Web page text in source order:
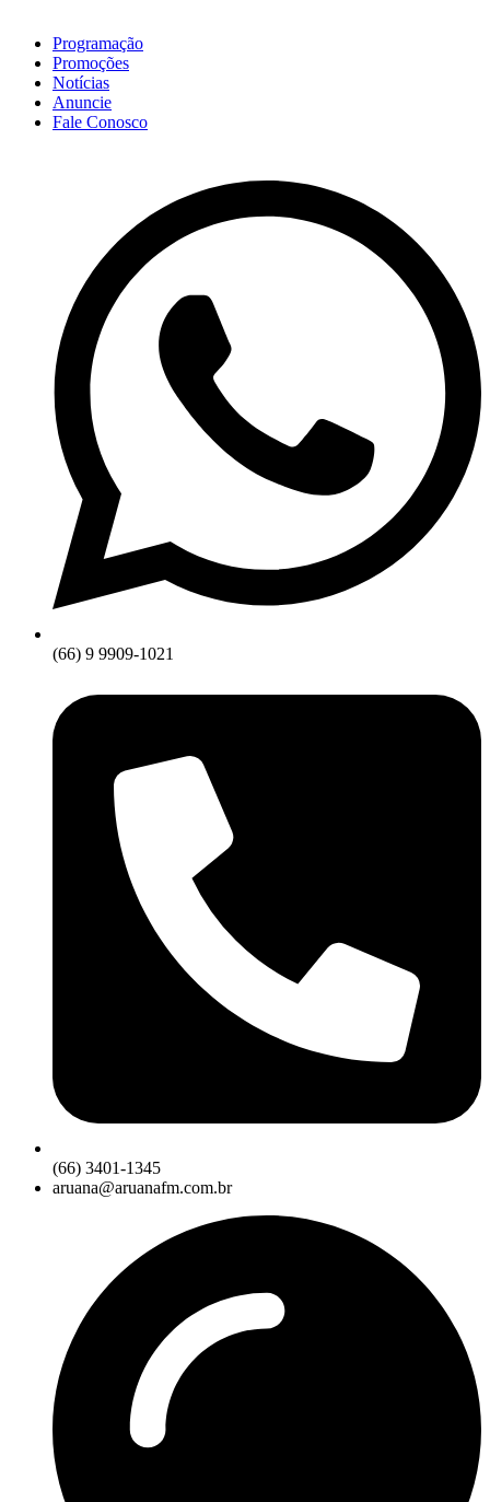
Programação
Promoções
Notícias
Anuncie
Fale Conosco
(66) 9 9909-1021
(66) 3401-1345
aruana@aruanafm.com.br